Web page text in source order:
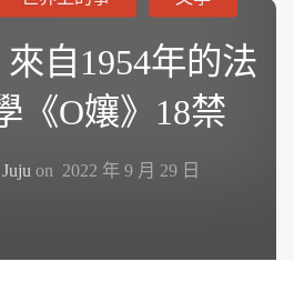
自1954年的法
《O孃》18禁
Juju on 2022 年 9 月 29 日